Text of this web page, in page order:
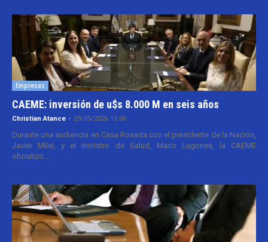
Empresas
CAEME: inversión de u$s 8.000 M en seis años
Christian Atance - 29/05/2026 15:00
Durante una audiencia en Casa Rosada con el presidente de la Nación,
Javier Milei, y el ministro de Salud, Mario Lugones, la CAEME
oficializó...